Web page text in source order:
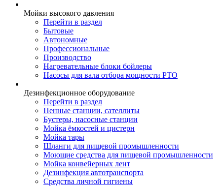
Мойки высокого давления
Перейти в раздел
Бытовые
Автономные
Профессиональные
Производство
Нагревательные блоки бойлеры
Насосы для вала отбора мощности PTO
Дезинфекционное оборудование
Перейти в раздел
Пенные станции, сателлиты
Бустеры, насосные станции
Мойка ёмкостей и цистерн
Мойка тары
Шланги для пищевой промышленности
Моющие средства для пищевой промышленности
Мойка конвейерных лент
Дезинфекция автотранспорта
Средства личной гигиены